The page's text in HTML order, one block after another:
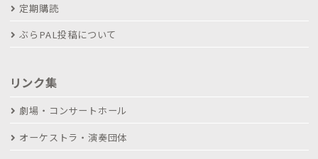
定期購読
ぶらPAL投稿について
リンク集
劇場・コンサートホール
オーケストラ・演奏団体